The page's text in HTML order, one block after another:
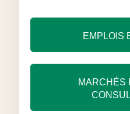
EMPLOIS
MARCHÉS